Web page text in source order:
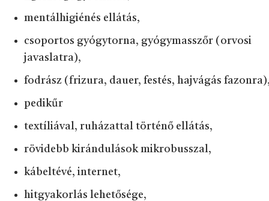
mentálhigiénés ellátás,
csoportos gyógytorna, gyógymasszőr (orvosi
javaslatra),
fodrász (frizura, dauer, festés, hajvágás
pedikűr
textíliával, ruházattal történő ellátás,
rövidebb kirándulások mikrobusszal,
kábeltévé, internet,
hitgyakorlás lehetősége,